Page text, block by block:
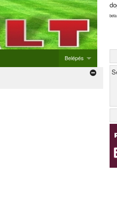
Belépés
Új rendezvény